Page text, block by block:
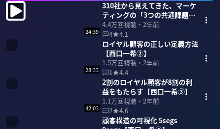
310社から見えてきた、マーケ
ティングの「3つの共通課題」
【西口一希①】
4.4万回視聴・ 2年前
4
4.1
24:39
ロイヤル顧客の正しい定義方法
【西口一希②】
1.5万回視聴・ 2年前
1
4.4
28:33
2割のロイヤル顧客が8割の利
益をもたらす【西口一希③】
1.1万回視聴・ 2年前
2
4.6
42:03
顧客構造の可視化 5segs